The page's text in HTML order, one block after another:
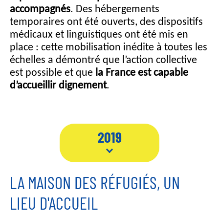
accompagnés. Des hébergements
temporaires ont été ouverts, des dispositifs
médicaux et linguistiques ont été mis en
place : cette mobilisation inédite à toutes les
échelles a démontré que l’action collective
est possible et que la France est capable
d’accueillir dignement.
2019
LA MAISON DES RÉFUGIÉS, UN
LIEU D'ACCUEIL